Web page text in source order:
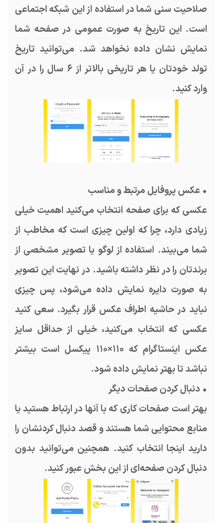
صلاحیت سنی شما در استفاده از این شبکه اجتماعی
است. این تاریخ به صورت عمومی در صفحه شما
نمایش نشان داده نخواهد شد. می‌توانید تاریخ
تولد خودتان یا هر تاریخی بالاتر از ۶ سال را در آن
وارد کنید.
• عکس پروفایل مرتبط و مناسب
عکسی که برای صفحه انتخاب می‌کنید اهمیت خیلی
زیادی دارد، چرا که اولین چیزی است که مخاطب از
شما می‌بیند. استفاده از لوگو یا تصویر مشخصی از
برندتان را در نظر داشته باشید. در نهایت این تصویر
به صورت دایره نمایش داده می‌شود، پس چیزی
نباید در حاشیه اطراف عکس قرار بگیرد. سعی کنید
عکسی که انتخاب می‌کنید، خیلی از حداقل سایز
عکس اینستاگرام که ۱۱۰×۱۱۰ پیکسل است بیشتر
نباشد تا بهتر نمایش داده شود.
• دنبال کردن صفحات دیگر
بهتر است صفحات کاری که با آنها در ارتباط هستید یا
منابع محتوایی شما هستند و قصد دنبال کردنشان را
دارید اینجا انتخاب کنید. همچنین می‌توانید بدون
دنبال کردن صفحه‌ای از این بخش عبور کنید.